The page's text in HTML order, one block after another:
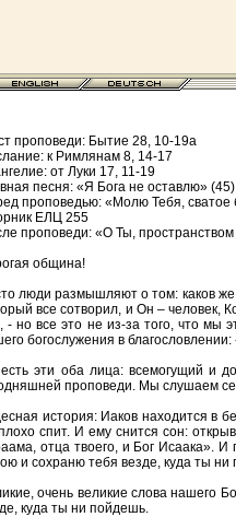
проповеди: Бытие 28, 10-19а
к Римлянам 8, 14-17
от Луки 17, 11-19
песня: «Я Бога не оставлю»
проповедью: «Молю Тебя, сватое
ЕЛЦ 255
проповеди: «О Ты,
община!
люди размышляют о том: каков же
все сотворил, и Он – человек,
- но все это не из-за того, что мы
богослужения в
эти оба лица: всемогущий и
проповеди. Мы слушаем
история: Иаков находится в
спит. И ему снится сон:
отца твоего, и Бог Исаака».
и сохраню тебя везде, куда ты
очень великие слова нашего
куда ты ни пойдешь.